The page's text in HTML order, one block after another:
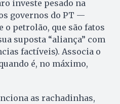
investe pesado na
governos do PT —
o petrolão, que são fatos
suposta “aliança” com
factíveis). Associa o
é, no máximo,
as rachadinhas,